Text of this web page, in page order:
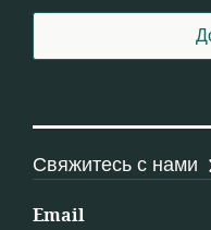
Свяжитесь с нами
Email